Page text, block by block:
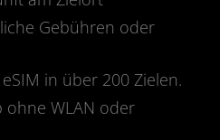
Gebühren oder
in über 200 Zielen.
ohne WLAN oder